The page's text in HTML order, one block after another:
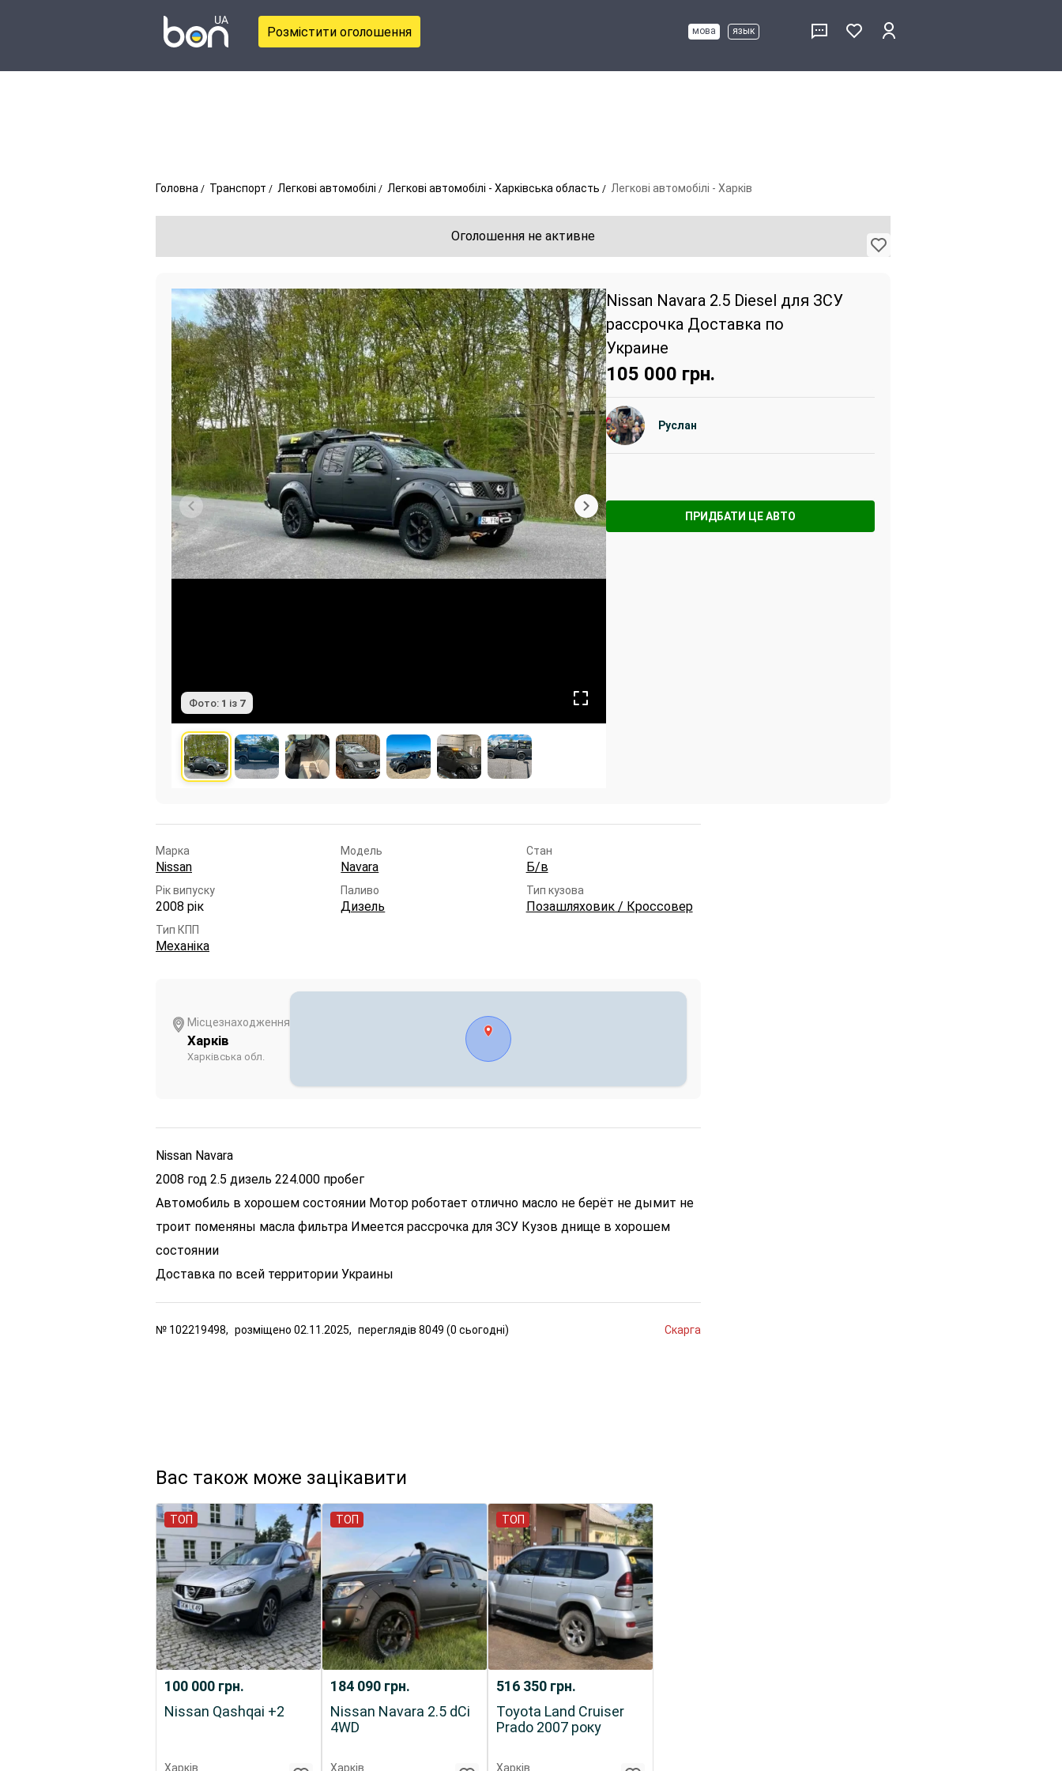
Розмістити оголошення мова язык
Головна Транспорт Легкові автомобілі Легкові автомобілі - Харківська область Легкові автомобілі - Харків
Оголошення не активне
Фото: 1 із 7
Nissan Navara 2.5 Diesel для ЗСУ
рассрочка Доставка по
Украине
105 000 грн.
Руслан
ПРИДБАТИ ЦЕ АВТО
Марка
Nissan
Модель
Navara
Стан
Б/в
Рік випуску
2008 рік
Паливо
Дизель
Тип кузова
Позашляховик / Кроссовер
Тип КПП
Механіка
Місцезнаходження
Харків
Харківська обл.
Nissan Navara
2008 год 2.5 дизель 224.000 пробег
Автомобиль в хорошем состоянии Мотор роботает отлично масло не берёт не дымит не
троит поменяны масла фильтра Имеется рассрочка для ЗСУ Кузов днище в хорошем
состоянии
Доставка по всей территории Украины
№ 102219498, розміщено 02.11.2025, переглядів 8049 (0 сьогодні) Скарга
Вас також може зацікавити
ТОП
100 000 грн.
Nissan Qashqai +2
Харків
ТОП
184 090 грн.
Nissan Navara 2.5 dCi
4WD
Харків
ТОП
516 350 грн.
Toyota Land Cruiser
Prado 2007 року
Харків